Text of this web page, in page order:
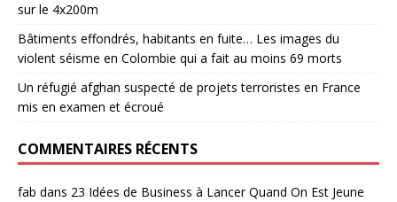
sur le 4x200m
Bâtiments effondrés, habitants en fuite… Les images du
violent séisme en Colombie qui a fait au moins 69 morts
Un réfugié afghan suspecté de projets terroristes en France
mis en examen et écroué
COMMENTAIRES RÉCENTS
fab dans 23 Idées de Business à Lancer Quand On Est Jeune